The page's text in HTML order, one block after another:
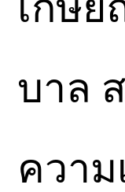
บาล
ความ